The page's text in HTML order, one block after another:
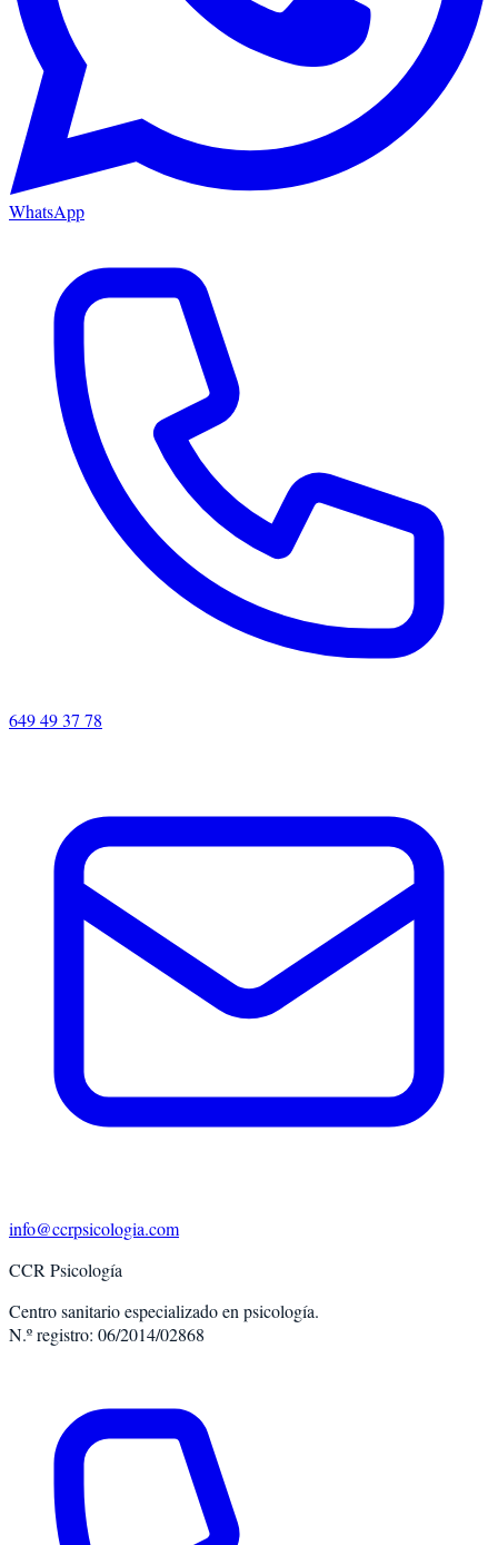
WhatsApp
649 49 37 78
info@ccrpsicologia.com
CCR Psicología
Centro sanitario especializado en psicología.
N.º registro: 06/2014/02868